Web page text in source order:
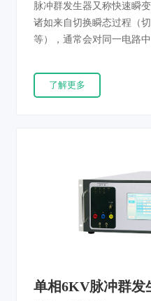
脉冲群发生器又称快速瞬
诸如来自切换瞬态过程（
等），通常会对同一电路
和低能量。成群出现的窄
电，当累积到一定程度后
了解更多
单相6KV脉冲群发